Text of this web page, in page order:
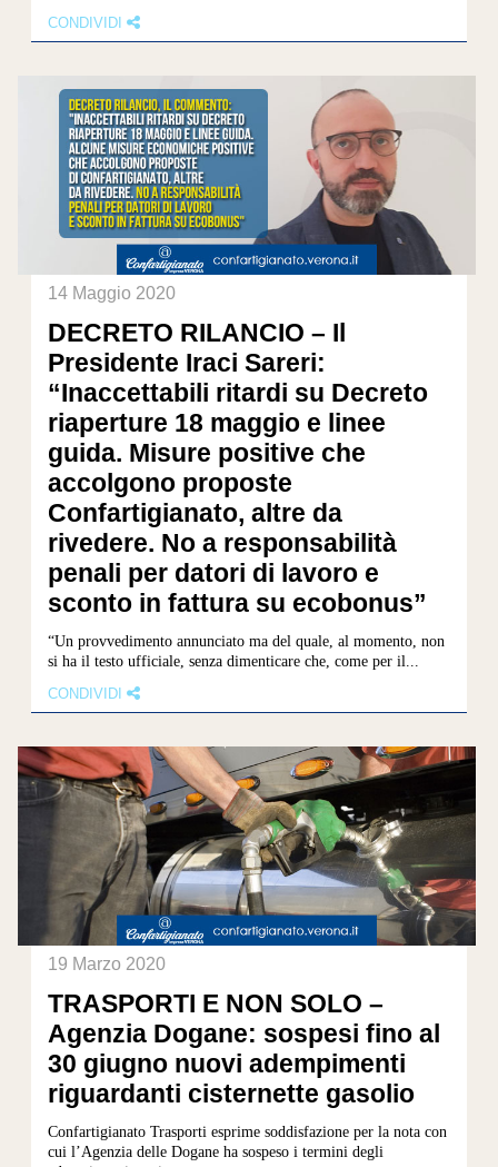
CONDIVIDI
14 Maggio 2020
DECRETO RILANCIO – Il
Presidente Iraci Sareri:
“Inaccettabili ritardi su Decreto
riaperture 18 maggio e linee
guida. Misure positive che
accolgono proposte
Confartigianato, altre da
rivedere. No a responsabilità
penali per datori di lavoro e
sconto in fattura su ecobonus”
“Un provvedimento annunciato ma del quale, al momento, non
si ha il testo ufficiale, senza dimenticare che, come per il...
CONDIVIDI
19 Marzo 2020
TRASPORTI E NON SOLO –
Agenzia Dogane: sospesi fino al
30 giugno nuovi adempimenti
riguardanti cisternette gasolio
Confartigianato Trasporti esprime soddisfazione per la nota con
cui l’Agenzia delle Dogane ha sospeso i termini degli